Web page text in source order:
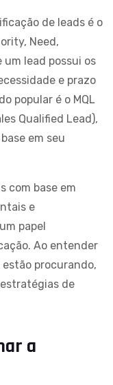
de leads é o
Need,
lead possui os
e prazo
popular é o MQL
Qualified Lead),
em seu
com base em
e
papel
Ao entender
estão procurando,
de
a